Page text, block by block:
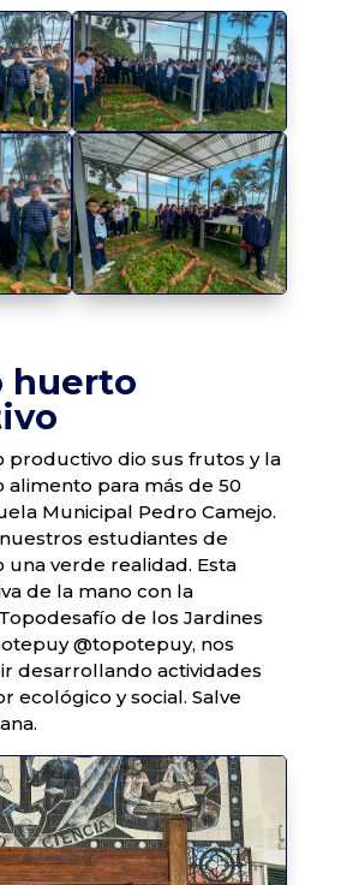
huerto
productivo dio sus frutos y la
alimento para más de 50
Municipal Pedro Camejo.
estudiantes de
una verde realidad. Esta
de la mano con la
de los Jardines
@topotepuy, nos
desarrollando actividades
ecológico y social. Salve